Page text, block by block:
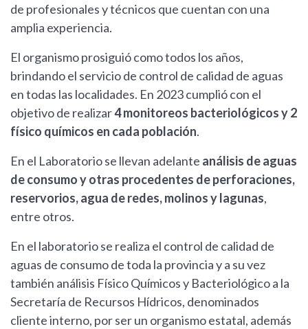
de profesionales y técnicos que cuentan con una
amplia experiencia.
El organismo prosiguió como todos los años,
brindando el servicio de control de calidad de aguas
en todas las localidades. En 2023 cumplió con el
objetivo de realizar4 monitoreos bacteriológicos y 2
físico químicos en cada población.
En el Laboratorio se llevan adelante análisis de aguas
de consumo y otras procedentes de perforaciones,
reservorios, agua de redes, molinos y lagunas,
entre otros.
En el laboratorio se realiza el control de calidad de
aguas de consumo de toda la provincia y a su vez
también análisis Físico Químicos y Bacteriológico a la
Secretaría de Recursos Hídricos, denominados
cliente interno, por ser un organismo estatal, además